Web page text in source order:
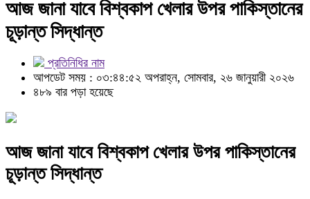
আজ জানা যাবে বিশ্বকাপ খেলার উপর পাকিস্তানের
চূড়ান্ত সিদ্ধান্ত
প্রতিনিধির নাম
আপডেট সময় : ০৩:৪৪:৫২ অপরাহ্ন, সোমবার, ২৬ জানুয়ারী ২০২৬
৪৮৯ বার পড়া হয়েছে
আজ জানা যাবে বিশ্বকাপ খেলার উপর পাকিস্তানের
চূড়ান্ত সিদ্ধান্ত